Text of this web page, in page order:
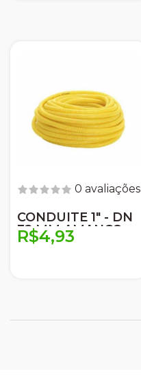
0 avaliações
CONDUITE 1" - DN
32 MM AMANCO
R$4,93